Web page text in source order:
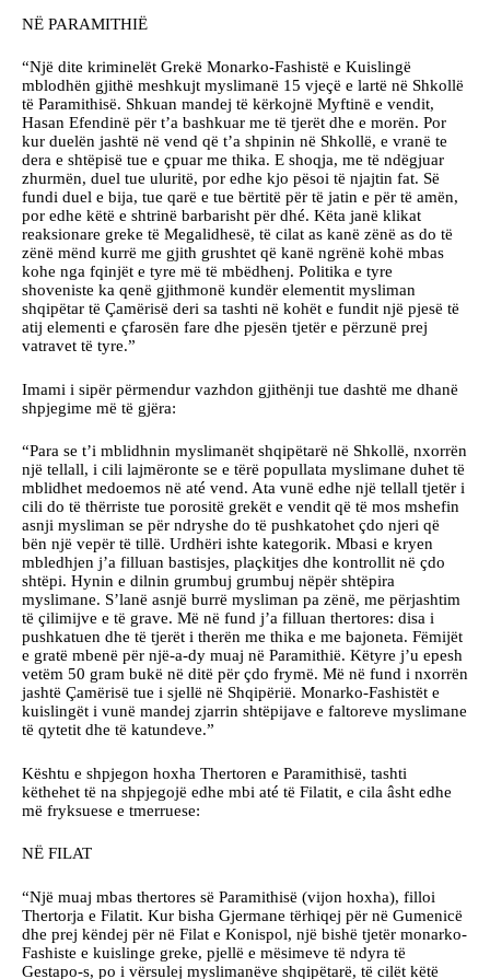
NË PARAMITHIË
“Një dite kriminelët Grekë Monarko-Fashistë e Kuislingë
mblodhën gjithë meshkujt myslimanë 15 vjeçë e lartë në Shkollë
të Paramithisë. Shkuan mandej të kërkojnë Myftinë e vendit,
Hasan Efendinë për t’a bashkuar me të tjerët dhe e morën. Por
kur duelën jashtë në vend që t’a shpinin në Shkollë, e vranë te
dera e shtëpisë tue e çpuar me thika. E shoqja, me të ndëgjuar
zhurmën, duel tue uluritë, por edhe kjo pësoi të njajtin fat. Së
fundi duel e bija, tue qarë e tue bërtitë për të jatin e për të amën,
por edhe këtë e shtrinë barbarisht për dhé. Këta janë klikat
reaksionare greke të Megalidhesë, të cilat as kanë zënë as do të
zënë mënd kurrë me gjith grushtet që kanë ngrënë kohë mbas
kohe nga fqinjët e tyre më të mbëdhenj. Politika e tyre
shoveniste ka qenë gjithmonë kundër elementit mysliman
shqipëtar të Çamërisë deri sa tashti në kohët e fundit një pjesë të
atij elementi e çfarosën fare dhe pjesën tjetër e përzunë prej
vatravet të tyre.”
Imami i sipër përmendur vazhdon gjithënji tue dashtë me dhanë
shpjegime më të gjëra:
“Para se t’i mblidhnin myslimanët shqipëtarë në Shkollë, nxorrën
një tellall, i cili lajmëronte se e tërë popullata myslimane duhet të
mblidhet medoemos në até vend. Ata vunë edhe një tellall tjetër i
cili do të thërriste tue porositë grekët e vendit që të mos mshefin
asnji mysliman se për ndryshe do të pushkatohet çdo njeri që
bën një vepër të tillë. Urdhëri ishte kategorik. Mbasi e kryen
mbledhjen j’a filluan bastisjes, plaçkitjes dhe kontrollit në çdo
shtëpi. Hynin e dilnin grumbuj grumbuj nëpër shtëpira
myslimane. S’lanë asnjë burrë mysliman pa zënë, me përjashtim
të çilimijve e të grave. Më në fund j’a filluan thertores: disa i
pushkatuen dhe të tjerët i therën me thika e me bajoneta. Fëmijët
e gratë mbenë për një-a-dy muaj në Paramithië. Këtyre j’u epesh
vetëm 50 gram bukë në ditë për çdo frymë. Më në fund i nxorrën
jashtë Çamërisë tue i sjellë në Shqipërië. Monarko-Fashistët e
kuislingët i vunë mandej zjarrin shtëpijave e faltoreve myslimane
të qytetit dhe të katundeve.”
Kështu e shpjegon hoxha Thertoren e Paramithisë, tashti
këthehet të na shpjegojë edhe mbi até të Filatit, e cila âsht edhe
më fryksuese e tmerruese:
NË FILAT
“Një muaj mbas thertores së Paramithisë (vijon hoxha), filloi
Thertorja e Filatit. Kur bisha Gjermane tërhiqej për në Gumenicë
dhe prej këndej për në Filat e Konispol, një bishë tjetër monarko-
Fashiste e kuislinge greke, pjellë e mësimeve të ndyra të
Gestapo-s, po i vërsulej myslimanëve shqipëtarë, të cilët këtë